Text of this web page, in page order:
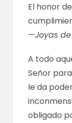
El honor
—Joyas de
A todo
Señor
le da
obligado